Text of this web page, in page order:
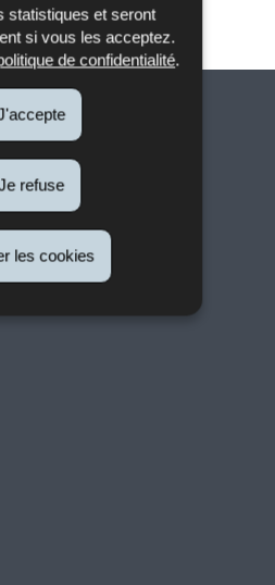
statistiques et seront
si vous les acceptez.
de confidentialité.
refuse
les cookies